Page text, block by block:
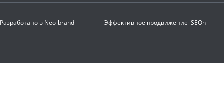
Разработано в Neo-brand Эффективное продвижение iSEOn